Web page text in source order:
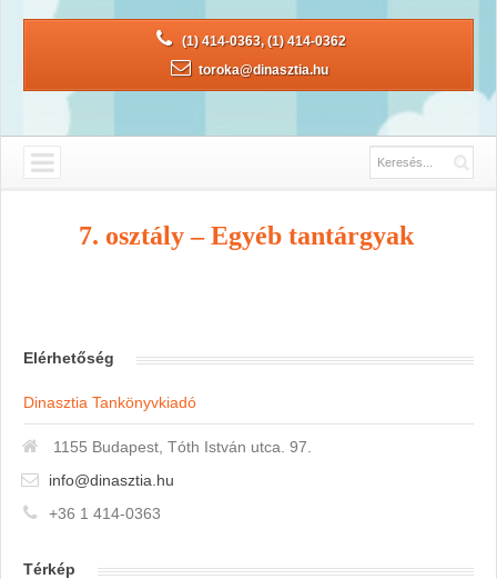
(1) 414-0363, (1) 414-0362
toroka@dinasztia.hu
7. osztály – Egyéb tantárgyak
Elérhetőség
Dinasztia Tankönyvkiadó
1155 Budapest, Tóth István utca. 97.
info@dinasztia.hu
+36 1 414-0363
Térkép